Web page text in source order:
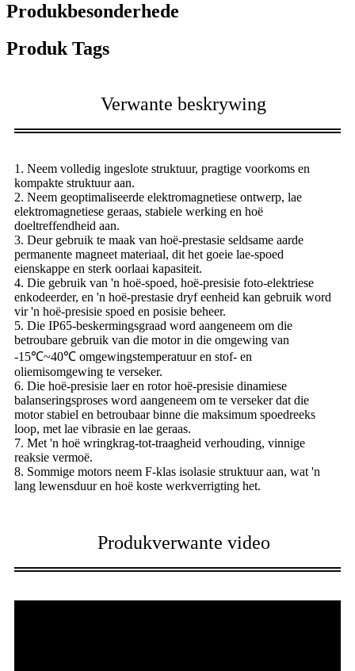
Produkbesonderhede
Produk Tags
Verwante beskrywing
1. Neem volledig ingeslote struktuur, pragtige voorkoms en
kompakte struktuur aan.
2. Neem geoptimaliseerde elektromagnetiese ontwerp, lae
elektromagnetiese geraas, stabiele werking en hoë
doeltreffendheid aan.
3. Deur gebruik te maak van hoë-prestasie seldsame aarde
permanente magneet materiaal, dit het goeie lae-spoed
eienskappe en sterk oorlaai kapasiteit.
4. Die gebruik van 'n hoë-spoed, hoë-presisie foto-elektriese
enkodeerder, en 'n hoë-prestasie dryf eenheid kan gebruik word
vir 'n hoë-presisie spoed en posisie beheer.
5. Die IP65-beskermingsgraad word aangeneem om die
betroubare gebruik van die motor in die omgewing van
-15℃~40℃ omgewingstemperatuur en stof- en
oliemisomgewing te verseker.
6. Die hoë-presisie laer en rotor hoë-presisie dinamiese
balanseringsproses word aangeneem om te verseker dat die
motor stabiel en betroubaar binne die maksimum spoedreeks
loop, met lae vibrasie en lae geraas.
7. Met 'n hoë wringkrag-tot-traagheid verhouding, vinnige
reaksie vermoë.
8. Sommige motors neem F-klas isolasie struktuur aan, wat 'n
lang lewensduur en hoë koste werkverrigting het.
Produkverwante video